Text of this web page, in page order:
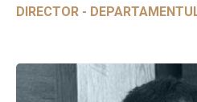
DIRECTOR -